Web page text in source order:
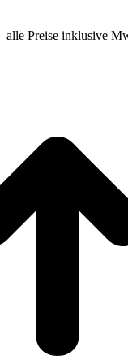
Preise inklusive